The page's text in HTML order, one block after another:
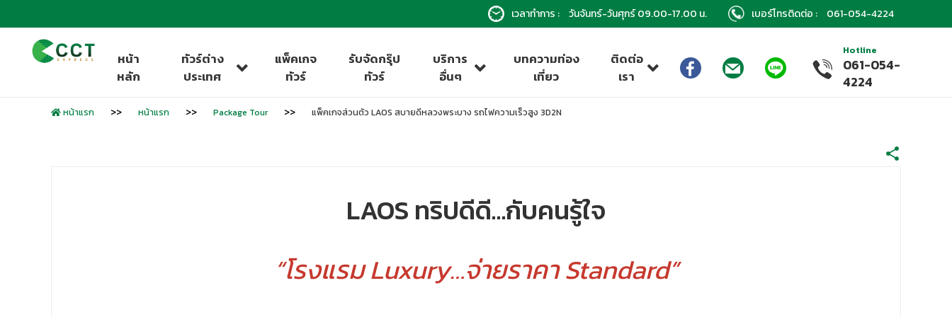
เวลาทำการ : วันจันทร์-วันศุกร์ 09.00-17.00 น. เบอร์โทรติดต่อ : 061-054-4224
หน้า
หลัก
ทัวร์ต่าง
ประเทศ
แพ็คเกจ
ทัวร์
รับจัดกรุ๊ป
ทัวร์
บริการ
อื่นๆ
บทความท่อง
เที่ยว
ติดต่อ
เรา
Hotline
061-054-
4224
หน้าแรก หน้าแรก Package Tour แพ็คเกจส่วนตัว LAOS สบายดีหลวงพระบาง รถไฟความเร็วสูง 3D2N
LAOS ทริปดีดี…กับคนรู้ใจ
“โรงแรม Luxury…จ่ายราคา Standard”